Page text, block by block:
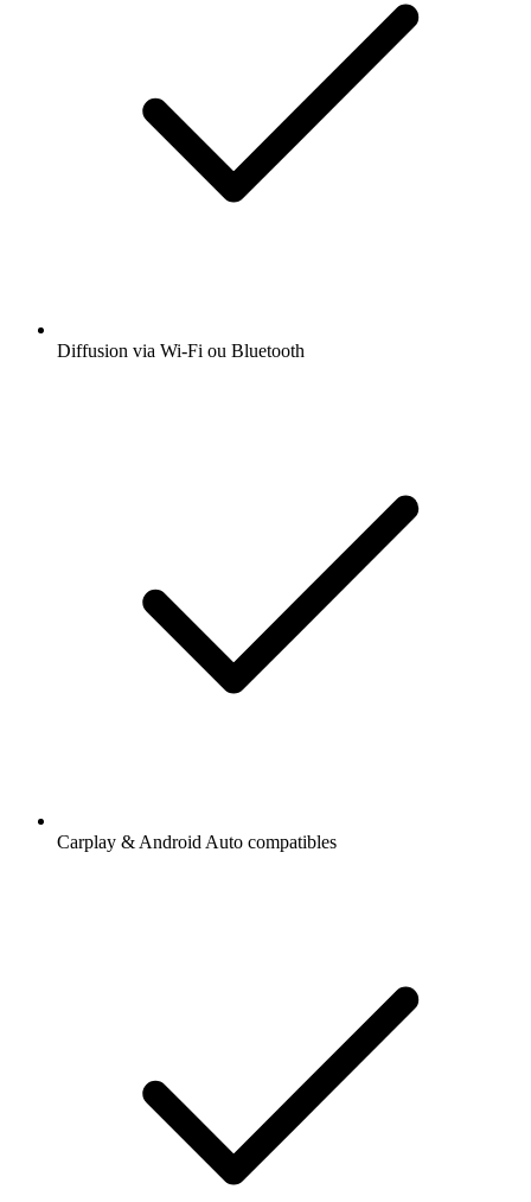
Diffusion via Wi-Fi ou Bluetooth
Carplay & Android Auto compatibles